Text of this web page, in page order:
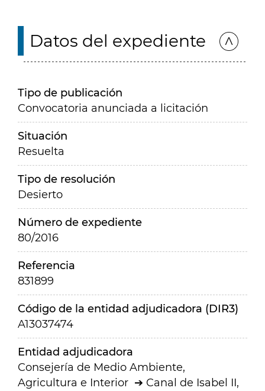
Datos del expediente
Tipo de publicación
Convocatoria anunciada a licitación
Situación
Resuelta
Tipo de resolución
Desierto
Número de expediente
80/2016
Referencia
831899
Código de la entidad adjudicadora (DIR3)
A13037474
Entidad adjudicadora
Consejería de Medio Ambiente,
Agricultura e Interior
Canal de Isabel II,